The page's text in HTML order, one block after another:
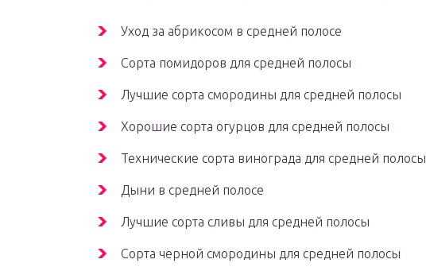
Уход за абрикосом в средней полосе
Сорта помидоров для средней полосы
Лучшие сорта смородины для средней полосы
Хорошие сорта огурцов для средней полосы
Технические сорта винограда для средней полосы
Дыни в средней полосе
Лучшие сорта сливы для средней полосы
Сорта черной смородины для средней полосы